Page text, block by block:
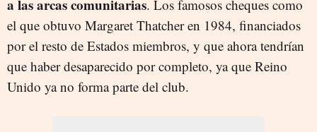
a las arcas comunitarias. Los famosos cheques como
el que obtuvo Margaret Thatcher en 1984, financiados
por el resto de Estados miembros, y que ahora tendrían
que haber desaparecido por completo, ya que Reino
Unido ya no forma parte del club.